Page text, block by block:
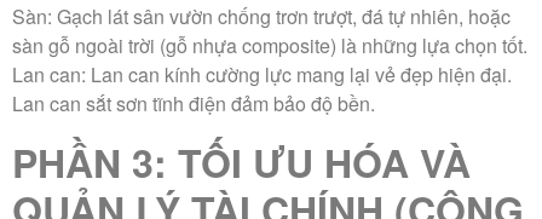
Sàn: Gạch lát sân vườn chống trơn trượt, đá tự nhiên, hoặc
sàn gỗ ngoài trời (gỗ nhựa composite) là những lựa chọn tốt.
Lan can: Lan can kính cường lực mang lại vẻ đẹp hiện đại.
Lan can sắt sơn tĩnh điện đảm bảo độ bền.
PHẦN 3: TỐI ƯU HÓA VÀ